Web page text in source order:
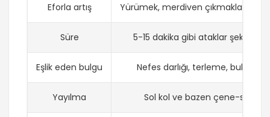
Eforla artış Yürümek, merdiven çıkmakla
Süre 5-15 dakika gibi ataklar şeklinde
Eşlik eden bulgu Nefes darlığı, terleme, bulantı
Yayılma Sol kol ve bazen çene-sırt